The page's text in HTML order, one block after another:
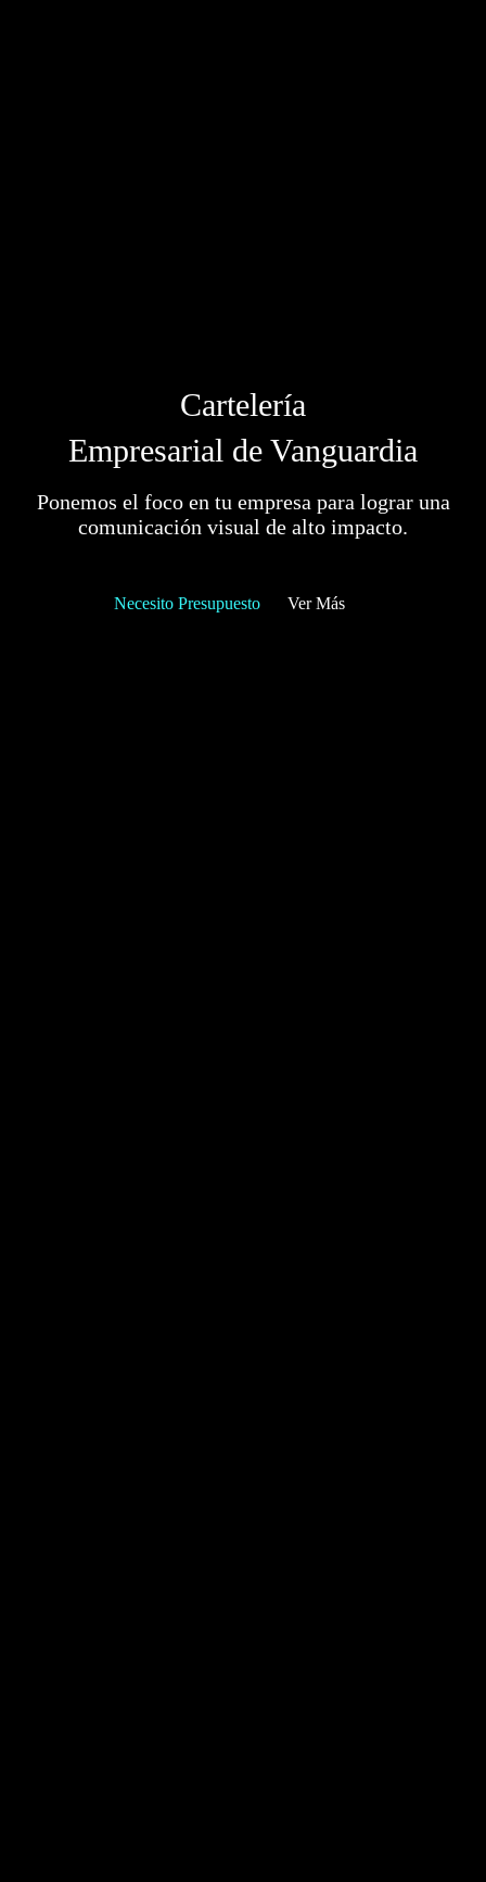
Cartelería
Empresarial de Vanguardia
Ponemos el foco en tu empresa para lograr una
comunicación visual de alto impacto.
Necesito Presupuesto Ver Más